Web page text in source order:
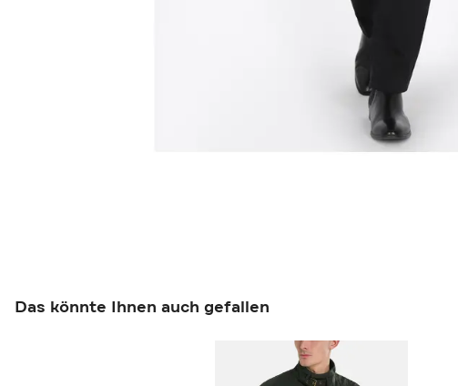
Das könnte Ihnen auch gefallen